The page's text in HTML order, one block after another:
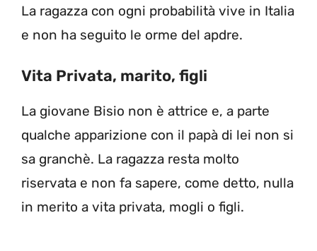
La ragazza con ogni probabilità vive in Italia
e non ha seguito le orme del apdre.
Vita Privata, marito, figli
La giovane Bisio non è attrice e, a parte
qualche apparizione con il papà di lei non si
sa granchè. La ragazza resta molto
riservata e non fa sapere, come detto, nulla
in merito a vita privata, mogli o figli.